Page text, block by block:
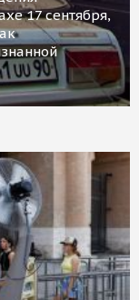
17 сентября,